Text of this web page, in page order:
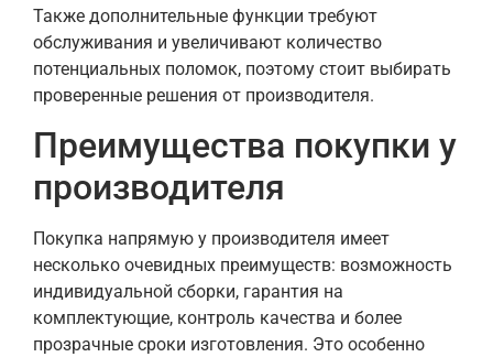
Также дополнительные функции требуют
обслуживания и увеличивают количество
потенциальных поломок, поэтому стоит выбирать
проверенные решения от производителя.
Преимущества покупки у
производителя
Покупка напрямую у производителя имеет
несколько очевидных преимуществ: возможность
индивидуальной сборки, гарантия на
комплектующие, контроль качества и более
прозрачные сроки изготовления. Это особенно